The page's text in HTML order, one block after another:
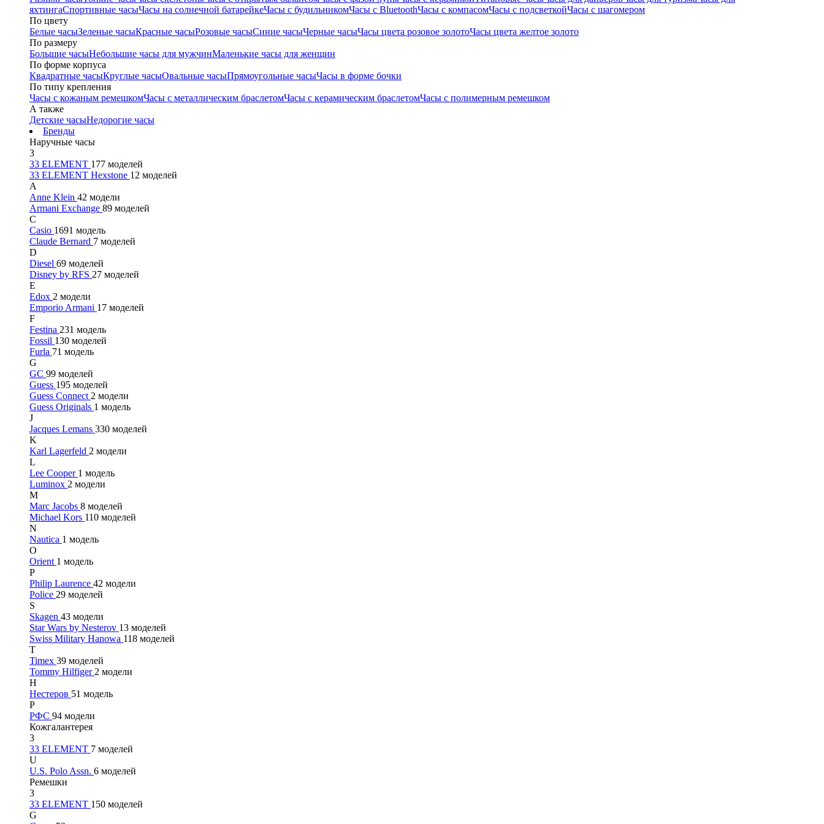
яхтингаСпортивные часыЧасы на солнечной батарейкеЧасы с будильникомЧасы с BluetoothЧасы с компасомЧасы с подсветкойЧасы с шагомером
По цвету
Белые часыЗеленые часыКрасные часыРозовые часыСиние часыЧерные часыЧасы цвета розовое золотоЧасы цвета желтое золото
По размеру
Большие часыНебольшие часы для мужчинМаленькие часы для женщин
По форме корпуса
Квадратные часыКруглые часыОвальные часыПрямоугольные часыЧасы в форме бочки
По типу крепления
Часы с кожаным ремешкомЧасы с металлическим браслетомЧасы с керамическим браслетомЧасы с полимерным ремешком
А также
Детские часыНедорогие часы
Бренды
Наручные часы
3
33 ELEMENT 177 моделей
33 ELEMENT Hexstone 12 моделей
A
Anne Klein 42 модели
Armani Exchange 89 моделей
C
Casio 1691 модель
Claude Bernard 7 моделей
D
Diesel 69 моделей
Disney by RFS 27 моделей
E
Edox 2 модели
Emporio Armani 17 моделей
F
Festina 231 модель
Fossil 130 моделей
Furla 71 модель
G
GC 99 моделей
Guess 195 моделей
Guess Connect 2 модели
Guess Originals 1 модель
J
Jacques Lemans 330 моделей
K
Karl Lagerfeld 2 модели
L
Lee Cooper 1 модель
Luminox 2 модели
M
Marc Jacobs 8 моделей
Michael Kors 110 моделей
N
Nautica 1 модель
O
Orient 1 модель
P
Philip Laurence 42 модели
Police 29 моделей
S
Skagen 43 модели
Star Wars by Nesterov 13 моделей
Swiss Military Hanowa 118 моделей
T
Timex 39 моделей
Tommy Hilfiger 2 модели
Н
Нестеров 51 модель
Р
РФС 94 модели
Кожгалантерея
3
33 ELEMENT 7 моделей
U
U.S. Polo Assn. 6 моделей
Ремешки
3
33 ELEMENT 150 моделей
G